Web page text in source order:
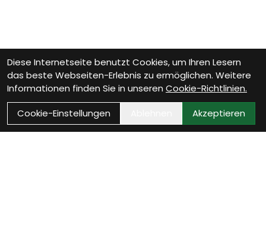
Diese Internetseite benutzt Cookies, um Ihren Lesern
das beste Webseiten-Erlebnis zu ermöglichen. Weitere
Informationen finden Sie in unseren Cookie-Richtlinien.
Cookie-Einstellungen
Akzeptieren